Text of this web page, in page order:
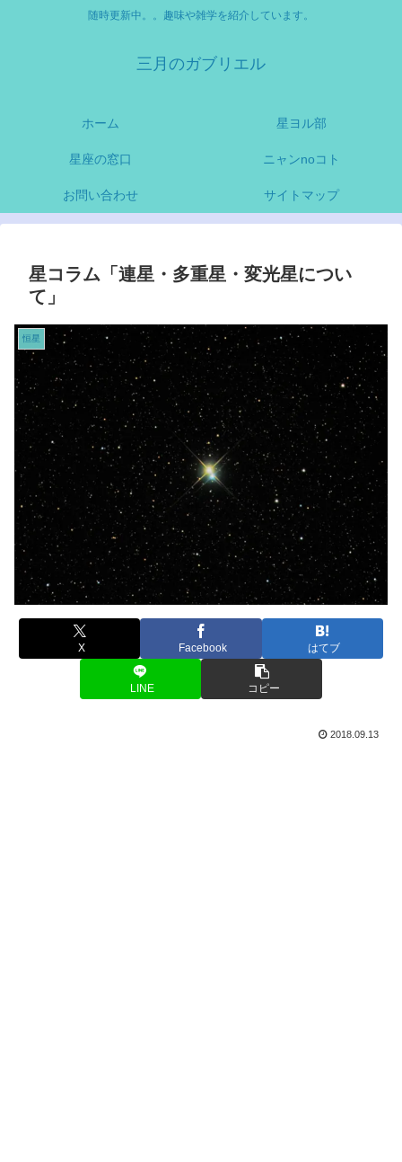
随時更新中。。趣味や雑学を紹介しています。
三月のガブリエル
ホーム 星ヨル部
星座の窓口 ニャンnoコト
お問い合わせ サイトマップ
星コラム「連星・多重星・変光星につい
て」
恒星
X Facebook はてブ
LINE コピー
2018.09.13